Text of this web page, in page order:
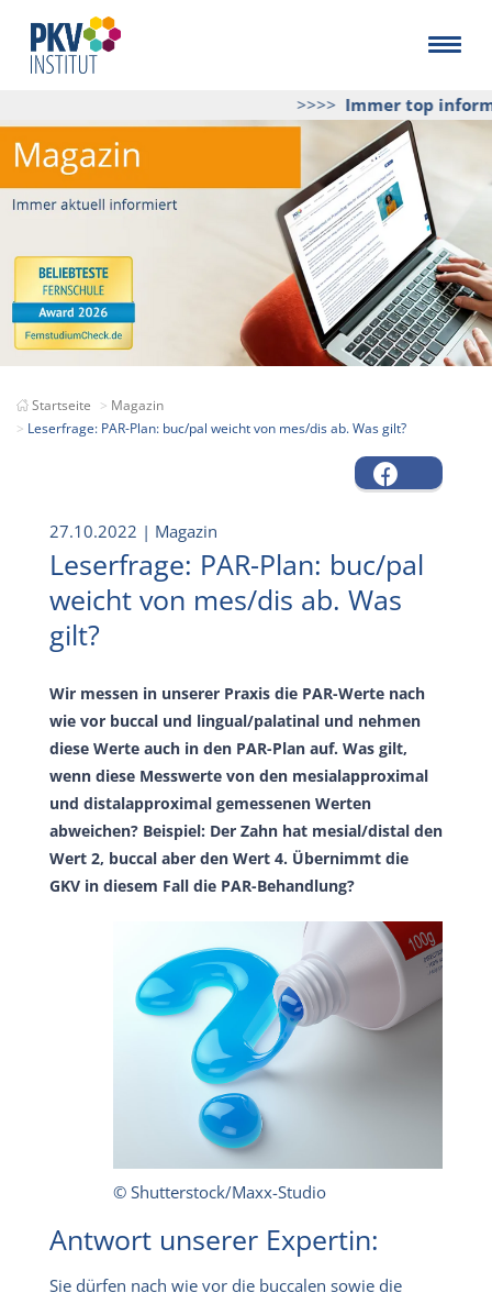
>>>>Immer top
Startseite
Magazin
Leserfrage: PAR-Plan: buc/pal weicht von mes/dis ab. Was gilt?
27.10.2022 | Magazin
Leserfrage: PAR-Plan: buc/pal
weicht von mes/dis ab. Was
gilt?
Wir messen in unserer Praxis die PAR-Werte nach
wie vor buccal und lingual/palatinal und nehmen
diese Werte auch in den PAR-Plan auf. Was gilt,
wenn diese Messwerte von den mesialapproximal
und distalapproximal gemessenen Werten
abweichen? Beispiel: Der Zahn hat mesial/distal den
Wert 2, buccal aber den Wert 4. Übernimmt die
GKV in diesem Fall die PAR-Behandlung?
© Shutterstock/Maxx-Studio
Antwort unserer Expertin:
Sie dürfen nach wie vor die buccalen sowie die